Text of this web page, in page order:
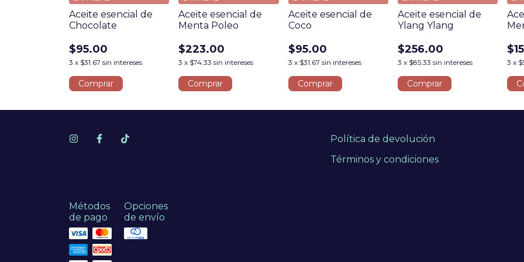
Aceite esencial de
Chocolate
$95.00
3 x $31.67 sin intereses
Comprar
Aceite esencial de
Menta Poleo
$223.00
3 x $74.33 sin intereses
Comprar
Aceite esencial de
Coco
$95.00
3 x $31.67 sin intereses
Comprar
Aceite esencial de
Ylang Ylang
$256.00
3 x $85.33 sin intereses
Comprar
3 x
Política de devolución
Términos y condiciones
Métodos
de pago
Opciones
de envío